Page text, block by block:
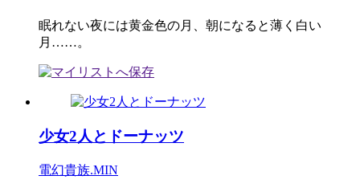
眠れない夜には黄金色の月、朝になると薄く白い
月……。
少女2人とドーナッツ
電幻貴族.MIN